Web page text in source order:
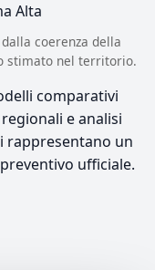
Alta
coerenza della
stimato nel territorio.
comparativi
e analisi
rappresentano un
ufficiale.